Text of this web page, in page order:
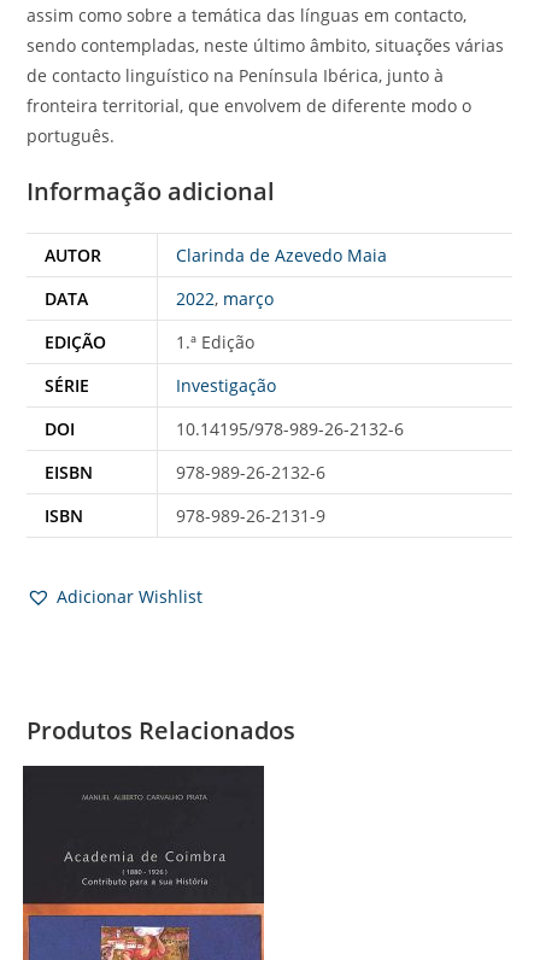
assim como sobre a temática das línguas em contacto,
sendo contempladas, neste último âmbito, situações várias
de contacto linguístico na Península Ibérica, junto à
fronteira territorial, que envolvem de diferente modo o
português.
Informação adicional
AUTOR
Clarinda de Azevedo Maia
DATA
2022, março
EDIÇÃO
1.ª Edição
SÉRIE
Investigação
DOI
10.14195/978-989-26-2132-6
EISBN
978-989-26-2132-6
ISBN
978-989-26-2131-9
Adicionar Wishlist
Produtos Relacionados